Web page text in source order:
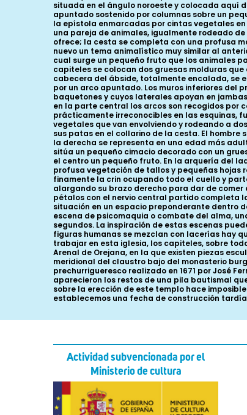
situada en el ángulo noroeste y colocada aquí
apuntado sostenido por columnas sobre un
la epístola enmarcadas por cintas vegetales
una pareja de animales, igualmente rodeado
ofrece; la cesta se completa con una profusa
nuevo un tema animalístico muy similar al
cual surge un pequeño fruto que los animales
capiteles se colocan dos gruesas molduras
cabecera del ábside, totalmente encalada, se
por un arco apuntado. Los muros inferiores
baquetones y cuyos laterales apoyan en
en la parte central los arcos son recogidos por
prácticamente irreconocibles en las esquinas,
vegetales que van envolviendo y rodeando a
sus patas en el collarino de la cesta. El
la derecha se representa en una edad más
sitúa un pequeño cimacio decorado con un
el centro un pequeño fruto. En la arquería del
profusa vegetación de tallos y pequeñas hojas
finamente la crin ocupando todo el cuello y
alargando su brazo derecho para dar de
pétalos con el nervio central partido completa
situación en un espacio preponderante dentro
escena de psicomaquia o combate del alma,
segundos. La inspiración de estas escenas
figuras humanas se mezclan con lacerías hay
trabajar en esta iglesia, los capiteles, sobre
Arenal de Orejana, en la que existen piezas
meridional del claustro bajo del monasterio
prechurrigueresco realizado en 1671 por José
aparecieron los restos de una pila bautismal
sobre la erección de este templo hace
establecemos una fecha de construcción
Actividad subvencionada por el
Ministerio de cultura